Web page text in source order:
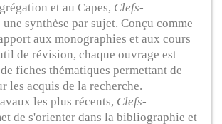
et au Capes, Clefs-
synthèse par sujet. Conçu comme
aux monographies et aux cours
de révision, chaque ouvrage est
fiches thématiques permettant de
les acquis de la recherche.
les plus récents, Clefs-
de s'orienter dans la bibliographie et